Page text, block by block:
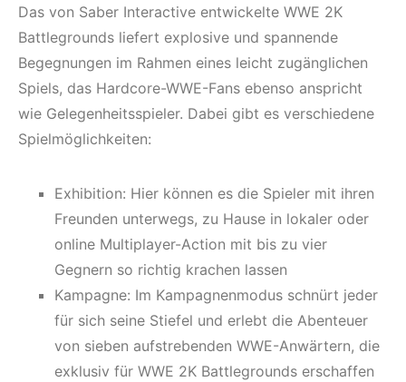
Das von Saber Interactive entwickelte WWE 2K
Battlegrounds liefert explosive und spannende
Begegnungen im Rahmen eines leicht zugänglichen
Spiels, das Hardcore-WWE-Fans ebenso anspricht
wie Gelegenheitsspieler. Dabei gibt es verschiedene
Spielmöglichkeiten:
Exhibition: Hier können es die Spieler mit ihren
Freunden unterwegs, zu Hause in lokaler oder
online Multiplayer-Action mit bis zu vier
Gegnern so richtig krachen lassen
Kampagne: Im Kampagnenmodus schnürt jeder
für sich seine Stiefel und erlebt die Abenteuer
von sieben aufstrebenden WWE-Anwärtern, die
exklusiv für WWE 2K Battlegrounds erschaffen